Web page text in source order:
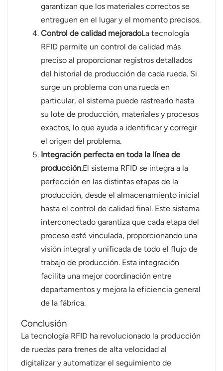
garantizan que los materiales correctos se
entreguen en el lugar y el momento precisos.
Control de calidad mejoradoLa tecnología
RFID permite un control de calidad más
preciso al proporcionar registros detallados
del historial de producción de cada rueda. Si
surge un problema con una rueda en
particular, el sistema puede rastrearlo hasta
su lote de producción, materiales y procesos
exactos, lo que ayuda a identificar y corregir
el origen del problema.
Integración perfecta en toda la línea de
producción.El sistema RFID se integra a la
perfección en las distintas etapas de la
producción, desde el almacenamiento inicial
hasta el control de calidad final. Este sistema
interconectado garantiza que cada etapa del
proceso esté vinculada, proporcionando una
visión integral y unificada de todo el flujo de
trabajo de producción. Esta integración
facilita una mejor coordinación entre
departamentos y mejora la eficiencia general
de la fábrica.
Conclusión
La tecnología RFID ha revolucionado la producción
de ruedas para trenes de alta velocidad al
digitalizar y automatizar el seguimiento de